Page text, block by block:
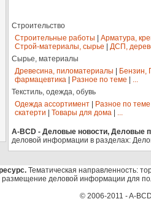
Строительство
Строительные работы
Арматура,
Строй-материалы, сырье
ДСП,
Сырье, материалы
Древесина, пиломатериалы
Бензин,
фармацевтика
Разное по теме
...
Текстиль, одежда, обувь
Одежда ассортимент
Разное по теме
скатерти
Товары для дома ...
A-BCD - Деловые новости, Деловые
деловой информации в разделах:
Тематическая направленность:
деловой информации для
© 2006-2011 - A-